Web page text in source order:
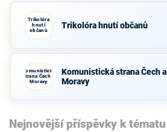
Trikolóra
hnutí
občanů
Trikolóra hnutí občanů
Komunistická
strana Čech a
Moravy
Komunistická strana Čech a
Moravy
Nejnovější příspěvky k tématu